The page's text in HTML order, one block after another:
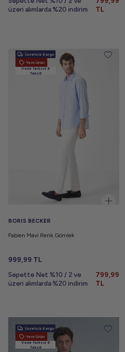
üzeri alımlarda %20 indirim
TL
Ücretsiz Kargo
Yeni Ürün
Vade farksız 6
Taksit
BORIS BECKER
Fabien Mavi Renk Gömlek
999,99 TL
Sepette Net %10 / 2 ve
üzeri alımlarda %20 indirim
799,99
TL
Ücretsiz Kargo
Yeni Ürün
Vade farksız 6
Taksit